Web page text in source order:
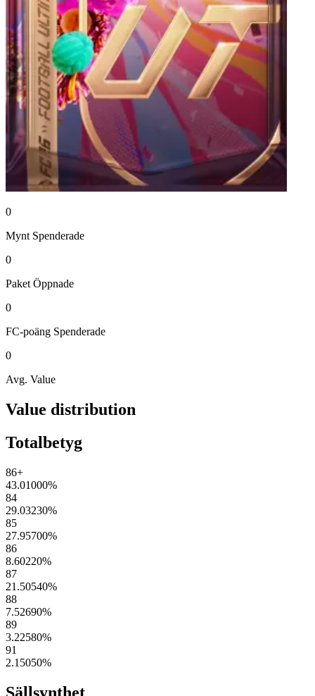
0
Mynt Spenderade
0
Paket Öppnade
0
FC-poäng Spenderade
0
Avg. Value
Value distribution
Totalbetyg
86+
43.01000%
84
29.03230%
85
27.95700%
86
8.60220%
87
21.50540%
88
7.52690%
89
3.22580%
91
2.15050%
Sällsynthet